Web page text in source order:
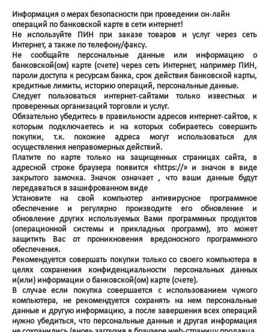
Информация о мерах безопасности при проведении он-лайн
операций по банковской карте в сети интернет!
Не используйте ПИН при заказе товаров и услуг через сеть
Интернет, а также по телефону/факсу.
Не сообщайте персональные данные или информацию о
банковской(ом) карте (счете) через сеть Интернет, например ПИН,
пароли доступа к ресурсам банка, срок действия банковской карты,
кредитные лимиты, историю операций, персональные данные.
Следует пользоваться интернет-сайтами только известных и
проверенных организаций торговли и услуг.
Обязательно убедитесь в правильности адресов интернет-сайтов, к
которым подключаетесь и на которых собираетесь совершить
покупки, т.к. похожие адреса могут использоваться для
осуществления неправомерных действий.
Платите по карте только на защищенных страницах сайта, в
адресной строке браузера появится «https://» и значок в виде
закрытого замочка. Значок означает , что ваши данные будут
передаваться в зашифрованном виде
Установите на свой компьютер антивирусное программное
обеспечение и регулярно производите его обновление и
обновление других используемых Вами программных продуктов
(операционной системы и прикладных программ), это может
защитить Вас от проникновения вредоносного программного
обеспечения.
Рекомендуется совершать покупки только со своего компьютера в
целях сохранения конфиденциальности персональных данных
и(или) информации о банковской(ом) карте (счете).
В случае если покупка совершается с использованием чужого
компьютера, не рекомендуется сохранять на нем персональные
данные и другую информацию, а после завершения всех операций
нужно убедиться, что персональные данные и другая информация